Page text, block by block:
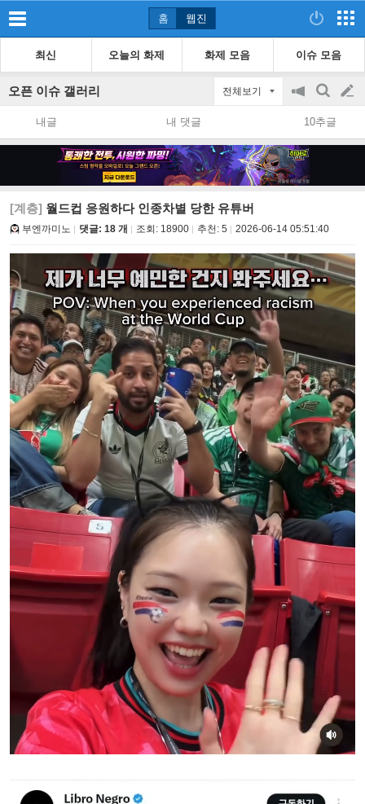
홈 웹진
최신 오늘의 화제 화제 모음 이슈 모음
오픈 이슈 갤러리 전체보기
공
지
on/off
검
색
글
쓰
내글 내 댓글 10추글
[계층] 월드컵 응원하다 인종차별 당한 유튜버
부엔까미노 댓글: 18 개 조회: 18900 추천: 5 2026-06-14 05:51:40